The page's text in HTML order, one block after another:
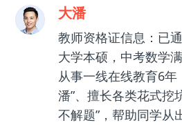
大潘
教师资格证信息：已
大学本硕，中考数学
从事一线在线教育6年
潘”、擅长各类花式挖
不解题”，帮助同学从